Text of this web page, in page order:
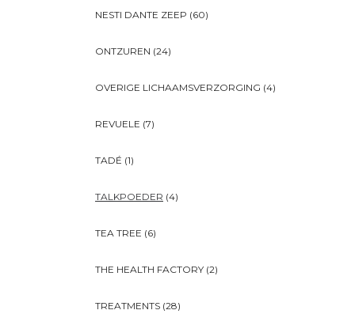
NESTI DANTE ZEEP (60)
ONTZUREN (24)
OVERIGE LICHAAMSVERZORGING (4)
REVUELE (7)
TADÉ (1)
TALKPOEDER (4)
TEA TREE (6)
THE HEALTH FACTORY (2)
TREATMENTS (28)